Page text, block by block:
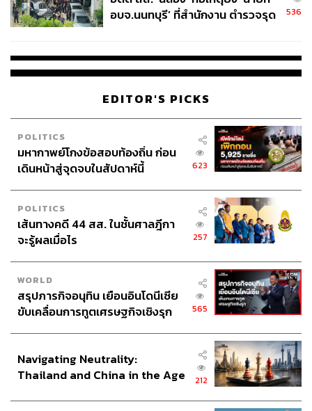
อบจ.นนทบุรี’ ที่สำนักงาน ตำรวจรุด
536
EDITOR'S PICKS
POLITICS
มหากาพย์โกงข้อสอบท้องถิ่น ก่อน
เดินหน้าสู่จุดจบในสัปดาห์นี้
623
POLITICS
เส้นทางคดี 44 สส. ในชั้นศาลฎีกา
จะรู้ผลเมื่อไร
257
WORLD
สรุปภารกิจอนุทิน เยือนอินโดนีเซีย
ขับเคลื่อนการทูตเศรษฐกิจเชิงรุก
565
Navigating Neutrality:
Thailand and China in the Age
212